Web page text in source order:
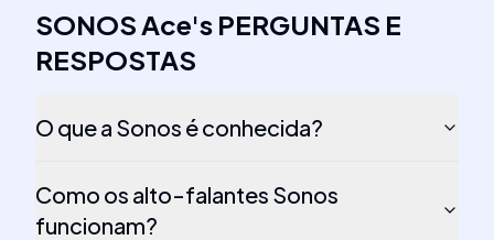
SONOS Ace's PERGUNTAS E
RESPOSTAS
O que a Sonos é conhecida?
Como os alto-falantes Sonos
funcionam?